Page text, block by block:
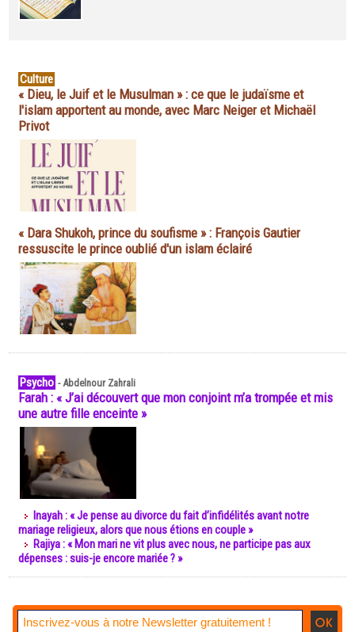
Culture
« Dieu, le Juif et le Musulman » : ce que le judaïsme et
l'islam apportent au monde, avec Marc Neiger et Michaël
Privot
« Dara Shukoh, prince du soufisme » : François Gautier
ressuscite le prince oublié d'un islam éclairé
Psycho -Abdelnour Zahrali
Farah : « J’ai découvert que mon conjoint m’a trompée et mis
une autre fille enceinte »
Inayah : « Je pense au divorce du fait d’infidélités avant notre
mariage religieux, alors que nous étions en couple »
Rajiya : « Mon mari ne vit plus avec nous, ne participe pas aux
dépenses : suis-je encore mariée ? »